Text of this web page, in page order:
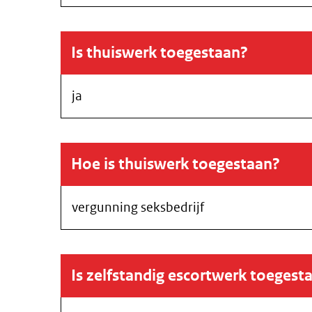
Is thuiswerk toegestaan?
ja
Hoe is thuiswerk toegestaan?
vergunning seksbedrijf
Is zelfstandig escortwerk